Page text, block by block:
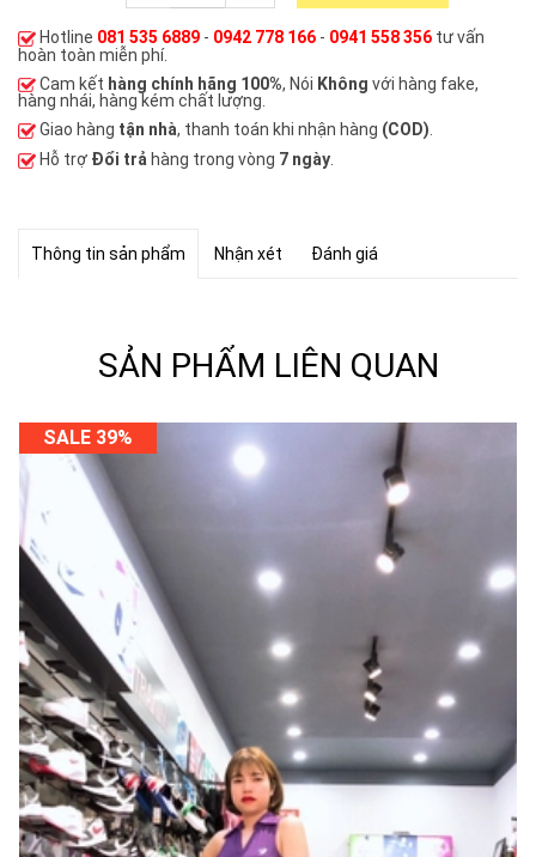
Hotline 081 535 6889 - 0942 778 166 - 0941 558 356 tư vấn
hoàn toàn miễn phí.
Cam kết hàng chính hãng 100%, Nói Không với hàng fake,
hàng nhái, hàng kém chất lượng.
Giao hàng tận nhà, thanh toán khi nhận hàng (COD).
Hỗ trợ Đổi trả hàng trong vòng 7 ngày
Thông tin sản phẩm Nhận xét Đánh giá
SẢN PHẨM LIÊN QUAN
SALE 39%